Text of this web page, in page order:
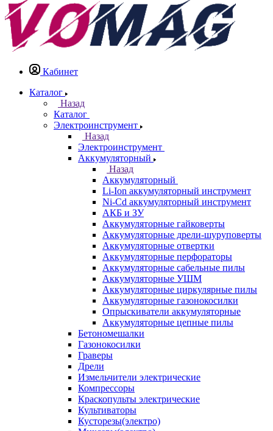
Кабинет
Каталог
Назад
Каталог
Электроинструмент
Назад
Электроинструмент
Аккумуляторный
Назад
Аккумуляторный
Li-Ion аккумуляторный инструмент
Ni-Cd аккумуляторный инструмент
АКБ и ЗУ
Аккумуляторные гайковерты
Аккумуляторные дрели-шуруповерты
Аккумуляторные отвертки
Аккумуляторные перфораторы
Аккумуляторные сабельные пилы
Аккумуляторные УШМ
Аккумуляторные циркулярные пилы
Аккумуляторные газонокосилки
Опрыскиватели аккумуляторные
Аккумуляторные цепные пилы
Бетономешалки
Газонокосилки
Граверы
Дрели
Измельчители электрические
Компрессоры
Краскопульты электрические
Культиваторы
Кусторезы(электро)